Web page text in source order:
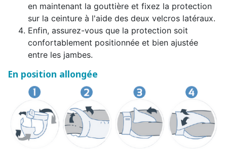
en maintenant la gouttière et fixez la protection
sur la ceinture à l'aide des deux velcros latéraux.
Enfin, assurez-vous que la protection soit
confortablement positionnée et bien ajustée
entre les jambes.
En position allongée